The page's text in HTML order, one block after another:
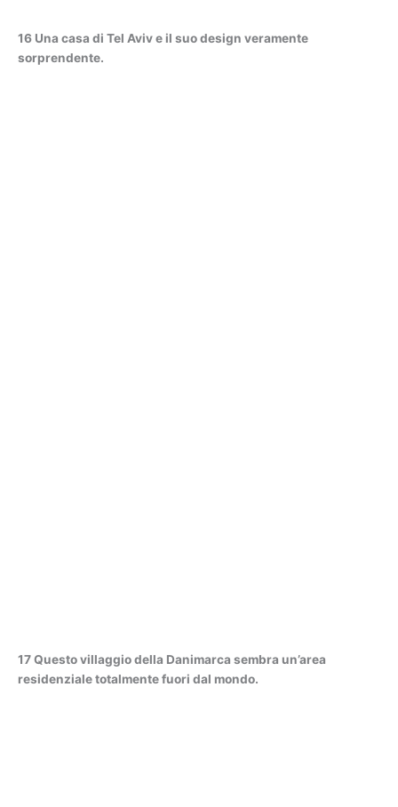
16 Una casa di Tel Aviv e il suo design veramente
sorprendente.
17 Questo villaggio della Danimarca sembra un’area
residenziale totalmente fuori dal mondo.